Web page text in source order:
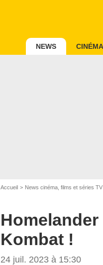
NEWS CINÉMA
Accueil News cinéma, films et séries TV
Kombat !
24 juil. 2023 à 15:30